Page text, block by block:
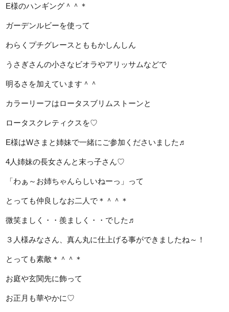
E様のハンギング＾＾＊
ガーデンルビーを使って
わらくプチグレースとももかしんしん
うさぎさんの小さなビオラやアリッサムなどで
明るさを加えています＾＾
カラーリーフはロータスブリムストーンと
ロータスクレティクスを♡
E様はWさまと姉妹で一緒にご参加くださいました♬
4人姉妹の長女さんと末っ子さん♡
「わぁ～お姉ちゃんらしいねーっ」って
とっても仲良しなお二人で＊＾＾＊
微笑ましく・・羨ましく・・でした♬
３人様みなさん、真ん丸に仕上げる事ができましたね～！
とっても素敵＊＾＾＊
お庭や玄関先に飾って
お正月も華やかに♡